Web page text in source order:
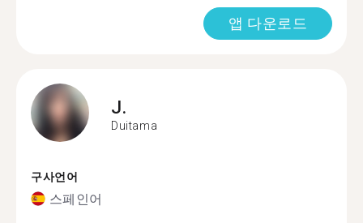
앱 다운로드
J.
Duitama
구사언어
스페인어